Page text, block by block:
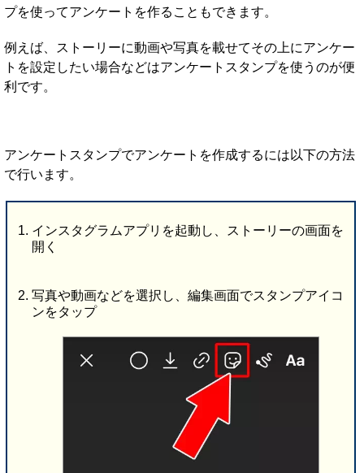
プを使ってアンケートを作ることもできます。
例えば、ストーリーに動画や写真を載せてその上にアンケー
トを設定したい場合などはアンケートスタンプを使うのが便
利です。
アンケートスタンプでアンケートを作成するには以下の方法
で行います。
インスタグラムアプリを起動し、ストーリーの画面を
開く
写真や動画などを選択し、編集画面でスタンプアイコ
ンをタップ